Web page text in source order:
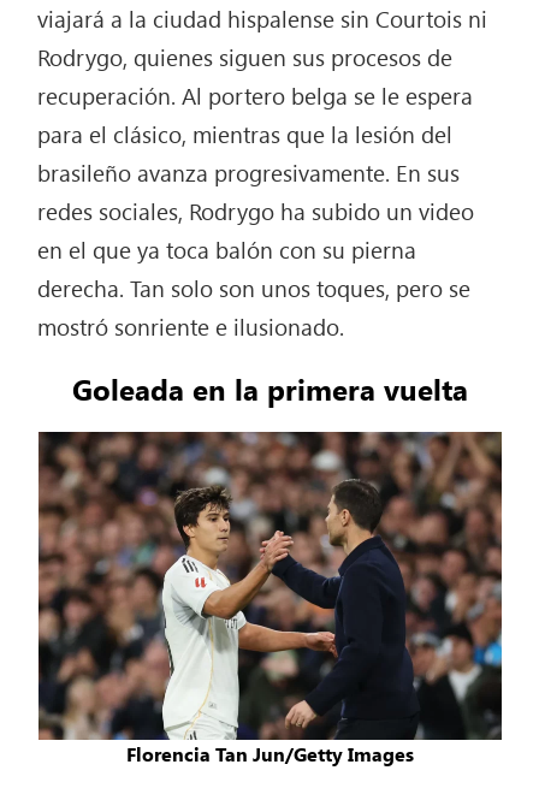
viajará a la ciudad hispalense sin Courtois ni
Rodrygo, quienes siguen sus procesos de
recuperación. Al portero belga se le espera
para el clásico, mientras que la lesión del
brasileño avanza progresivamente. En sus
redes sociales, Rodrygo ha subido un video
en el que ya toca balón con su pierna
derecha. Tan solo son unos toques, pero se
mostró sonriente e ilusionado.
Goleada en la primera vuelta
Florencia Tan Jun/Getty Images